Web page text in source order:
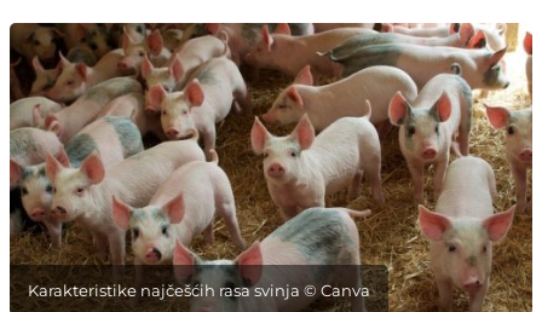
Karakteristike najčešćih rasa svinja © Canva